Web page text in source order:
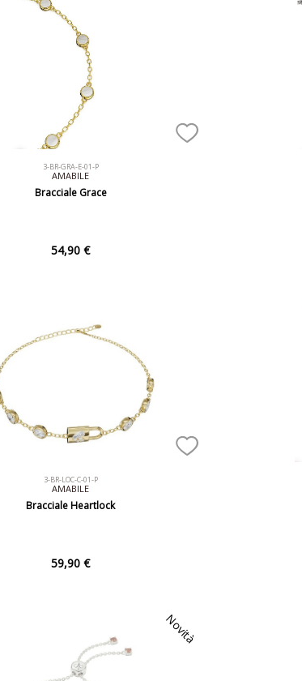
3-BR-GRA-E-01-P
AMABILE
Bracciale Grace
54,90 €
3-BR-LOC-C-01-P
AMABILE
Bracciale Heartlock
59,90 €
Novità